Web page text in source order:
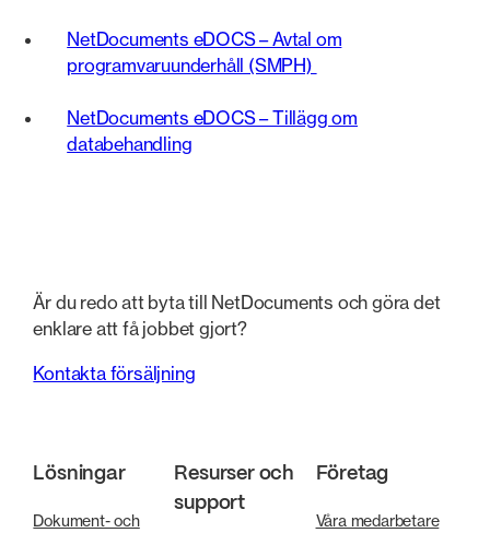
NetDocuments eDOCS – Avtal om
programvaruunderhåll (SMPH)
NetDocuments eDOCS – Tillägg om
databehandling
Är du redo att byta till NetDocuments och göra det
enklare att få jobbet gjort?
Kontakta försäljning
Lösningar
Dokument- och
Resurser och
support
Företag
Våra medarbetare